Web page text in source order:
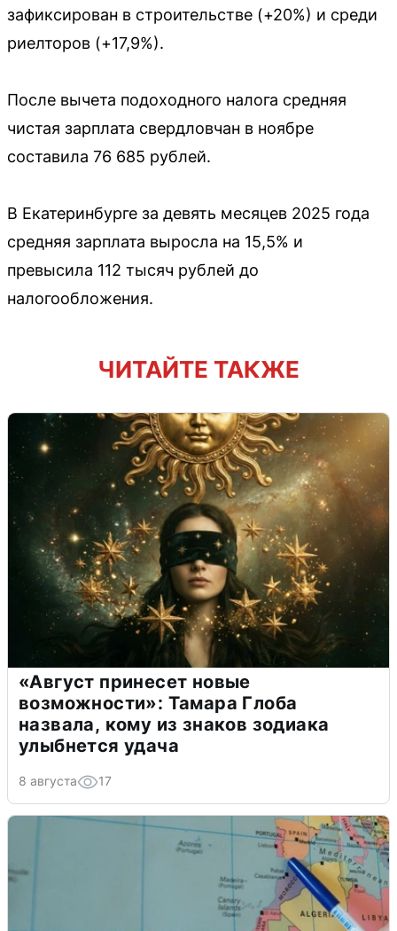
зафиксирован в строительстве (+20%) и среди
риелторов (+17,9%).
После вычета подоходного налога средняя
чистая зарплата свердловчан в ноябре
составила 76 685 рублей.
В Екатеринбурге за девять месяцев 2025 года
средняя зарплата выросла на 15,5% и
превысила 112 тысяч рублей до
налогообложения.
ЧИТАЙТЕ ТАКЖЕ
«Август принесет новые
возможности»: Тамара Глоба
назвала, кому из знаков зодиака
улыбнется удача
8 августа 17